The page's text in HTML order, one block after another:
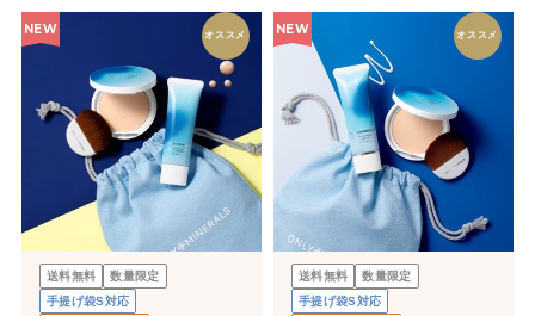
NEW オススメ
送料無料
数量限定
手提げ袋S対応
NEW オススメ
送料無料
数量限定
手提げ袋S対応